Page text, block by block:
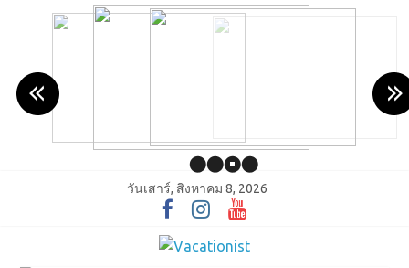
วันเสาร์, สิงหาคม 8, 2026